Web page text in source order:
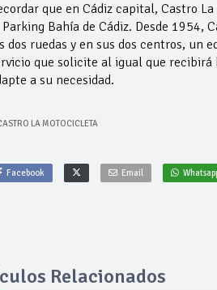
que en Cádiz capital, Castro
Bahía de Cádiz. Desde 1954,
dos ruedas y en sus dos centros, un
que solicite al igual que
a su necesidad.
LA MOTOCICLETA
Facebook Email
Relacionados